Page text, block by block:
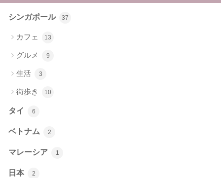
シンガポール 37
カフェ 13
グルメ 9
生活 3
街歩き 10
タイ 6
ベトナム 2
マレーシア 1
日本 2